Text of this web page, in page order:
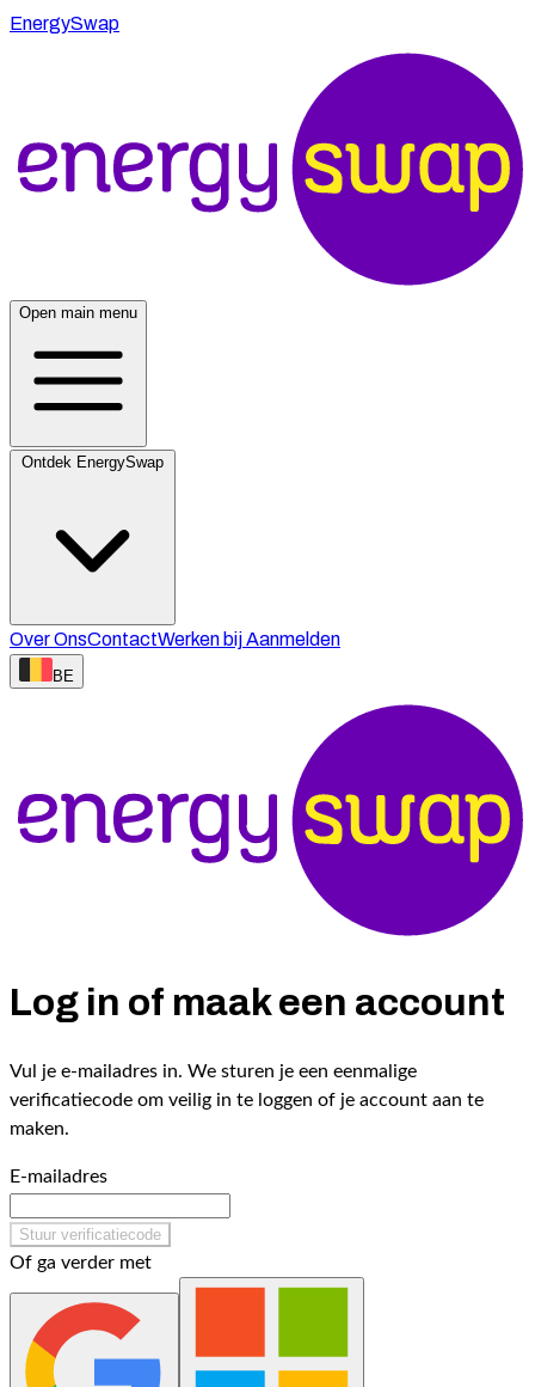
EnergySwap
Open main menu
Over OnsContactWerken bijAanmelden
BE
Log in of maak een account
Vul je e-mailadres in. We sturen je een eenmalige
verificatiecode om veilig in te loggen of je account aan te
maken.
E-mailadres
Stuur verificatiecode
Of ga verder met